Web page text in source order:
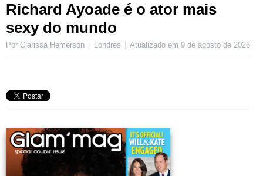
Richard Ayoade é o ator mais
sexy do mundo
Por Clarissa Hemerson Londres Atualizado em9 de agosto de 2026